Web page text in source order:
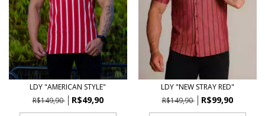
LDY "AMERICAN STYLE"
R$149,90
R$49,90
LDY "NEW STRAY RED"
R$149,90
R$99,90